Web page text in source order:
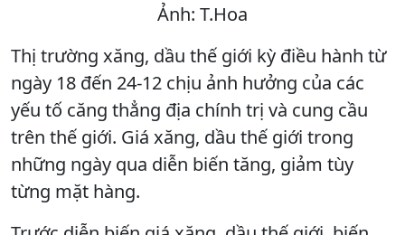
Ảnh: T.Hoa
Thị trường xăng, dầu thế giới kỳ điều hành từ
ngày 18 đến 24-12 chịu ảnh hưởng của các
yếu tố căng thẳng địa chính trị và cung cầu
trên thế giới. Giá xăng, dầu thế giới trong
những ngày qua diễn biến tăng, giảm tùy
từng mặt hàng.